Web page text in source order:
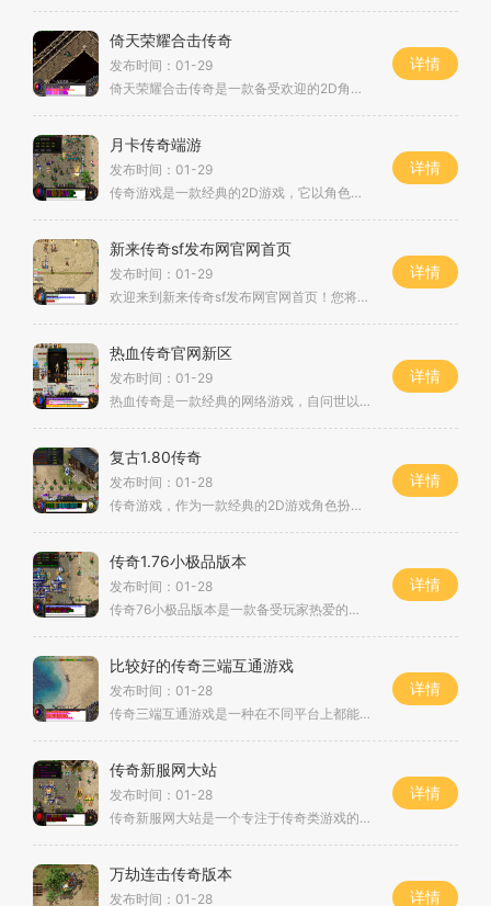
倚天荣耀合击传奇
发布时间：01-29
倚天荣耀合击传奇是一款备受欢迎的2D角色扮演游戏，以其独特的万人在线玩法和玩家互动而闻名于世。这款游戏有着充实的练级系统、精彩的大主线剧情以及多样化的行会系统，让玩家
详情
月卡传奇端游
发布时间：01-29
传奇游戏是一款经典的2D游戏，它以角色扮演为核心，玩家们可以扮演不同的角色，进行各种冒险与战斗。该游戏采用实时在线模式，支持万人同时在线，玩家们可以相互交流、切磋技艺
详情
新来传奇sf发布网官网首页
发布时间：01-29
欢迎来到新来传奇sf发布网官网首页！您将能够找到最新最热门的传奇私服游戏。无论您是新手玩家还是老手，我们都将为您提供令人兴奋和刺激的游戏体验。新来传奇sf是一款经典的传
详情
热血传奇官网新区
发布时间：01-29
热血传奇是一款经典的网络游戏，自问世以来一直备受玩家的喜爱。作为一款经典的草根玩法的游戏，热血传奇以其独特的游戏玩法和丰富的游戏内容吸引了无数玩家的关注。热血传奇
详情
复古1.80传奇
发布时间：01-28
传奇游戏，作为一款经典的2D游戏角色扮演类游戏，在电脑游戏的历史上占有着重要的一席之地。而现今，有一款名为“复古1.80传奇”的游戏，成功的将传奇的经典玩法复刻并推向了更
详情
传奇1.76小极品版本
发布时间：01-28
传奇76小极品版本是一款备受玩家热爱的游戏，玩家可以体验到许多令人兴奋的玩法。本文将详细介绍该游戏的具体玩法，包括职业选择、升级体验、装备收集、组队战斗等内容。传奇
详情
比较好的传奇三端互通游戏
发布时间：01-28
传奇三端互通游戏是一种在不同平台上都能无缝互通的游戏，它让玩家可以在不同设备上进行游戏，并且可以实时互通数据和角色。这种类型的游戏使得玩家可以随时随地享受到游戏的
详情
传奇新服网大站
发布时间：01-28
传奇新服网大站是一个专注于传奇类游戏的网络平台，旨在为广大玩家提供最全面、最及时的游戏资讯和最热门的传奇新服信息。作为一个专业的游戏平台，传奇新服网大站不仅提供了
详情
万劫连击传奇版本
发布时间：01-28
详情